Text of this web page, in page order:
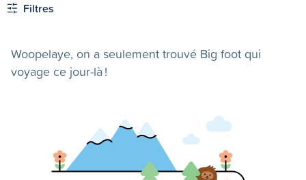
Filtres
Woopelaye, on a seulement trouvé Big foot qui
voyage ce jour-là !